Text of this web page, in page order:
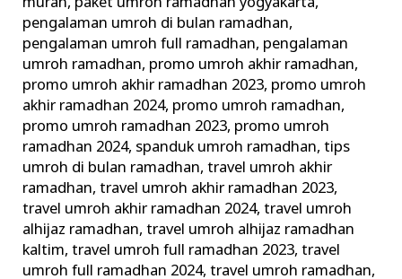
pengalaman umroh di bulan ramadhan,
pengalaman umroh full ramadhan, pengalaman
umroh ramadhan, promo umroh akhir ramadhan,
promo umroh akhir ramadhan 2023, promo umroh
akhir ramadhan 2024, promo umroh ramadhan,
promo umroh ramadhan 2023, promo umroh
ramadhan 2024, spanduk umroh ramadhan,tips
umroh di bulan ramadhan,travel umroh akhir
ramadhan,travel umroh akhir ramadhan 2023,
travel umroh akhir ramadhan 2024,travel umroh
alhijaz ramadhan,travel umroh alhijaz ramadhan
kaltim,travel umroh full ramadhan 2023,travel
umroh full ramadhan 2024,travel umroh ramadhan,